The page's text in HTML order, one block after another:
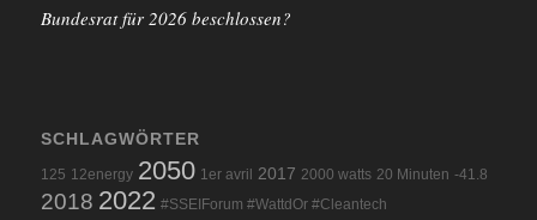
Bundesrat für 2026 beschlossen?
SCHLAGWÖRTER
125 12energy 2050 1er avril 2017 2000 watts 20 Minuten -41.8
2018 2022 #SSEIForum #WattdOr #Cleantech